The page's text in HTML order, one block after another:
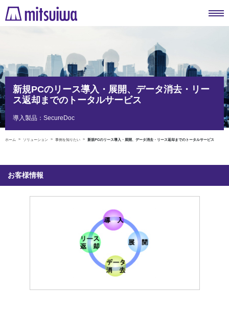
新規PCのリース導入・展開、データ消去・リー
ス返却までのトータルサービス
導入製品：SecureDoc
ホーム ソリューション 事例を知りたい 新規PCのリース導入・展開、データ消去・リース返却までのトータルサービス
お客様情報